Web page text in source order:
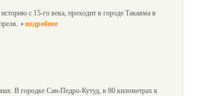
с 15-го века, проходит в городе Такаяма в
подробнее
В городке Сан-Педро-Кутуд, в 80 километрах к